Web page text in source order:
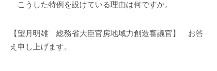
こうした特例を設けている理由は何ですか。
【望月明雄 総務省大臣官房地域力創造審議官】 お答
え申し上げます。